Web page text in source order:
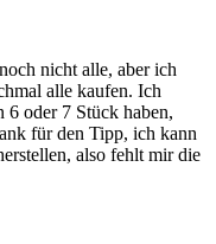
nicht alle, aber ich
alle kaufen. Ich
6 oder 7 Stück haben,
für den Tipp, ich kann
also fehlt mir die